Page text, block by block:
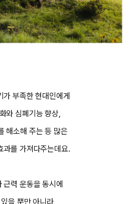
가 부족한 현대인에게
와 심폐기능 향상,
해소해 주는 등 많은
과를 가져다주는데요.
근력 운동을 동시에
을 뿐만 아니라